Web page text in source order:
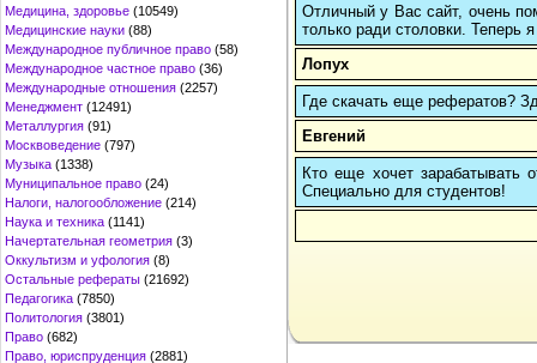
Медицина, здоровье (10549)
Медицинские науки (88)
Международное публичное право (58)
Международное частное право (36)
Международные отношения (2257)
Менеджмент (12491)
Металлургия (91)
Москвоведение (797)
Музыка (1338)
Муниципальное право (24)
Налоги, налогообложение (214)
Наука и техника (1141)
Начертательная геометрия (3)
Оккультизм и уфология (8)
Остальные рефераты (21692)
Педагогика (7850)
Политология (3801)
Право (682)
Право, юриспруденция (2881)
Отличный у Вас сайт, очень
только ради столовки. Теперь
Лопух
Где скачать еще рефератов?
Евгений
Кто еще хочет зарабатывать
Cпециально для студентов!